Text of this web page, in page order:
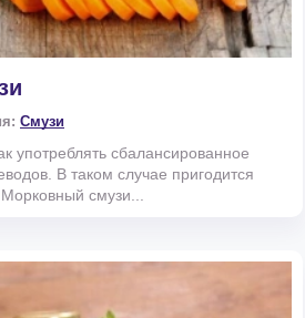
Смузи
употреблять сбалансированное
В таком случае пригодится
смузи...